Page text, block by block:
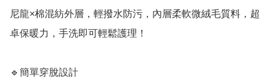
尼龍×棉混紡外層，輕撥水防污，內層柔軟微絨毛質料，超
卓保暖力，手洗即可輕鬆護理！
🔹簡單穿脫設計